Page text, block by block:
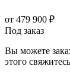
от 479 900 ₽
Под заказ
Вы можете
этого